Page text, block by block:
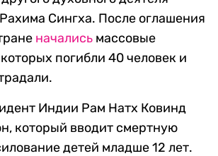
Сингха. После оглашения
начались массовые
погибли 40 человек и
Индии Рам Натх Ковинд
который вводит смертную
детей младше 12 лет.